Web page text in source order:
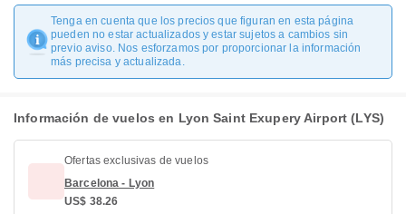
Tenga en cuenta que los precios que figuran en esta página
pueden no estar actualizados y estar sujetos a cambios sin
previo aviso. Nos esforzamos por proporcionar la información
más precisa y actualizada.
Información de vuelos en Lyon Saint Exupery Airport (LYS)
Ofertas exclusivas de vuelos
Barcelona - Lyon
US$ 38.26